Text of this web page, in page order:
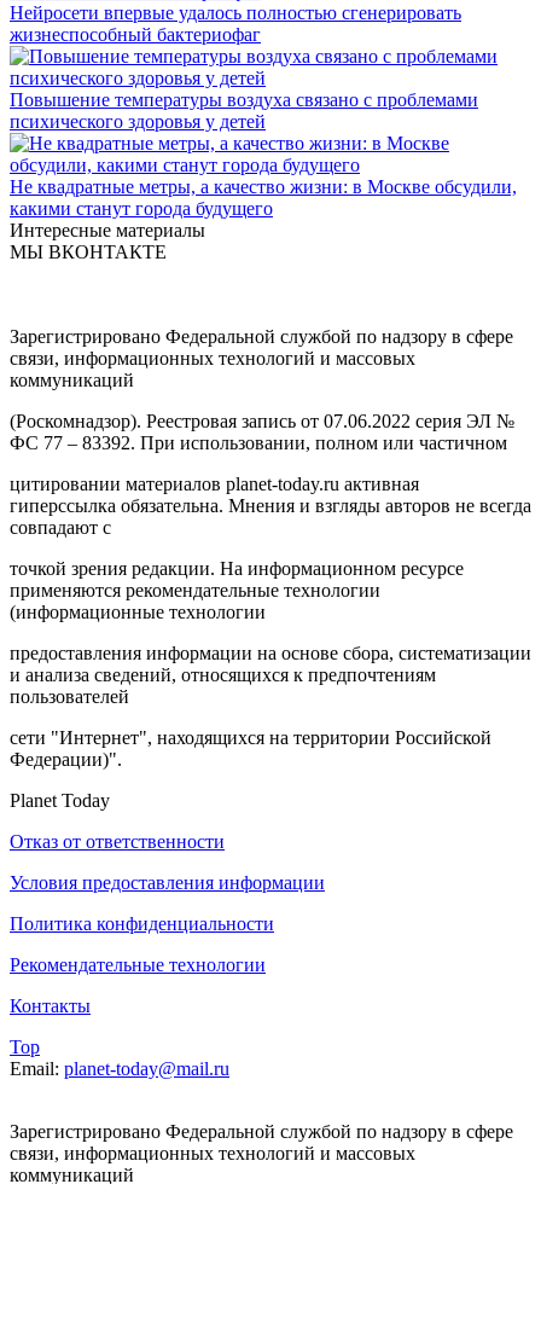
Нейросети впервые удалось полностью сгенерировать
жизнеспособный бактериофаг
Повышение температуры воздуха связано с проблемами
психического здоровья у детей
Не квадратные метры, а качество жизни: в Москве обсудили,
какими станут города будущего
Интересные материалы
МЫ ВКОНТАКТЕ
Зарегистрировано Федеральной службой по надзору в сфере
связи, информационных технологий и массовых
коммуникаций
(Роскомнадзор). Реестровая запись от 07.06.2022 серия ЭЛ №
ФС 77 – 83392. При использовании, полном или частичном
цитировании материалов planet-today.ru активная
гиперссылка обязательна. Мнения и взгляды авторов не всегда
совпадают с
точкой зрения редакции. На информационном ресурсе
применяются рекомендательные технологии
(информационные технологии
предоставления информации на основе сбора, систематизации
и анализа сведений, относящихся к предпочтениям
пользователей
сети "Интернет", находящихся на территории Российской
Федерации)".
Planet Today
Отказ от ответственности
Условия предоставления информации
Политика конфиденциальности
Рекомендательные технологии
Контакты
Top
Email: planet-today@mail.ru
Зарегистрировано Федеральной службой по надзору в сфере
связи, информационных технологий и массовых
коммуникаций